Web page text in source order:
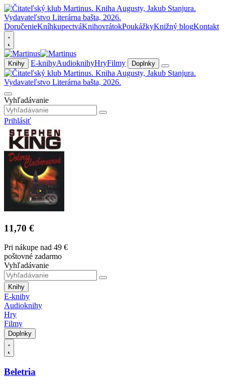
DoručenieKníhkupectváKnihovrátokPoukážkyKnižný blogKontakt
Knihy E-knihyAudioknihyHryFilmy Doplnky
Vyhľadávanie
Prihlásiť
11,70 €
Pri nákupe nad 49 €
poštovné zadarmo
Vyhľadávanie
Knihy
E-knihy
Audioknihy
Hry
Filmy
Doplnky
Beletria